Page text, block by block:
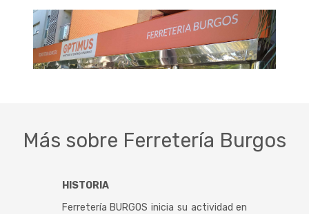
Más sobre Ferretería Burgos
HISTORIA
Ferretería BURGOS inicia su actividad en